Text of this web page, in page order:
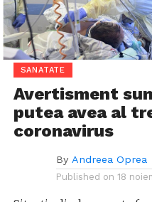
SANATATE
Avertisment
putea avea al
coronavirus
By Andreea Oprea
Published on 18